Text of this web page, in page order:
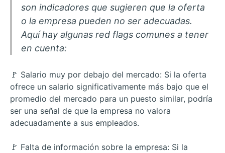
son indicadores que sugieren que la oferta
o la empresa pueden no ser adecuadas.
Aquí hay algunas red flags comunes a tener
en cuenta:
🚩 Salario muy por debajo del mercado: Si la oferta
ofrece un salario significativamente más bajo que el
promedio del mercado para un puesto similar, podría
ser una señal de que la empresa no valora
adecuadamente a sus empleados.
🚩 Falta de información sobre la empresa: Si la